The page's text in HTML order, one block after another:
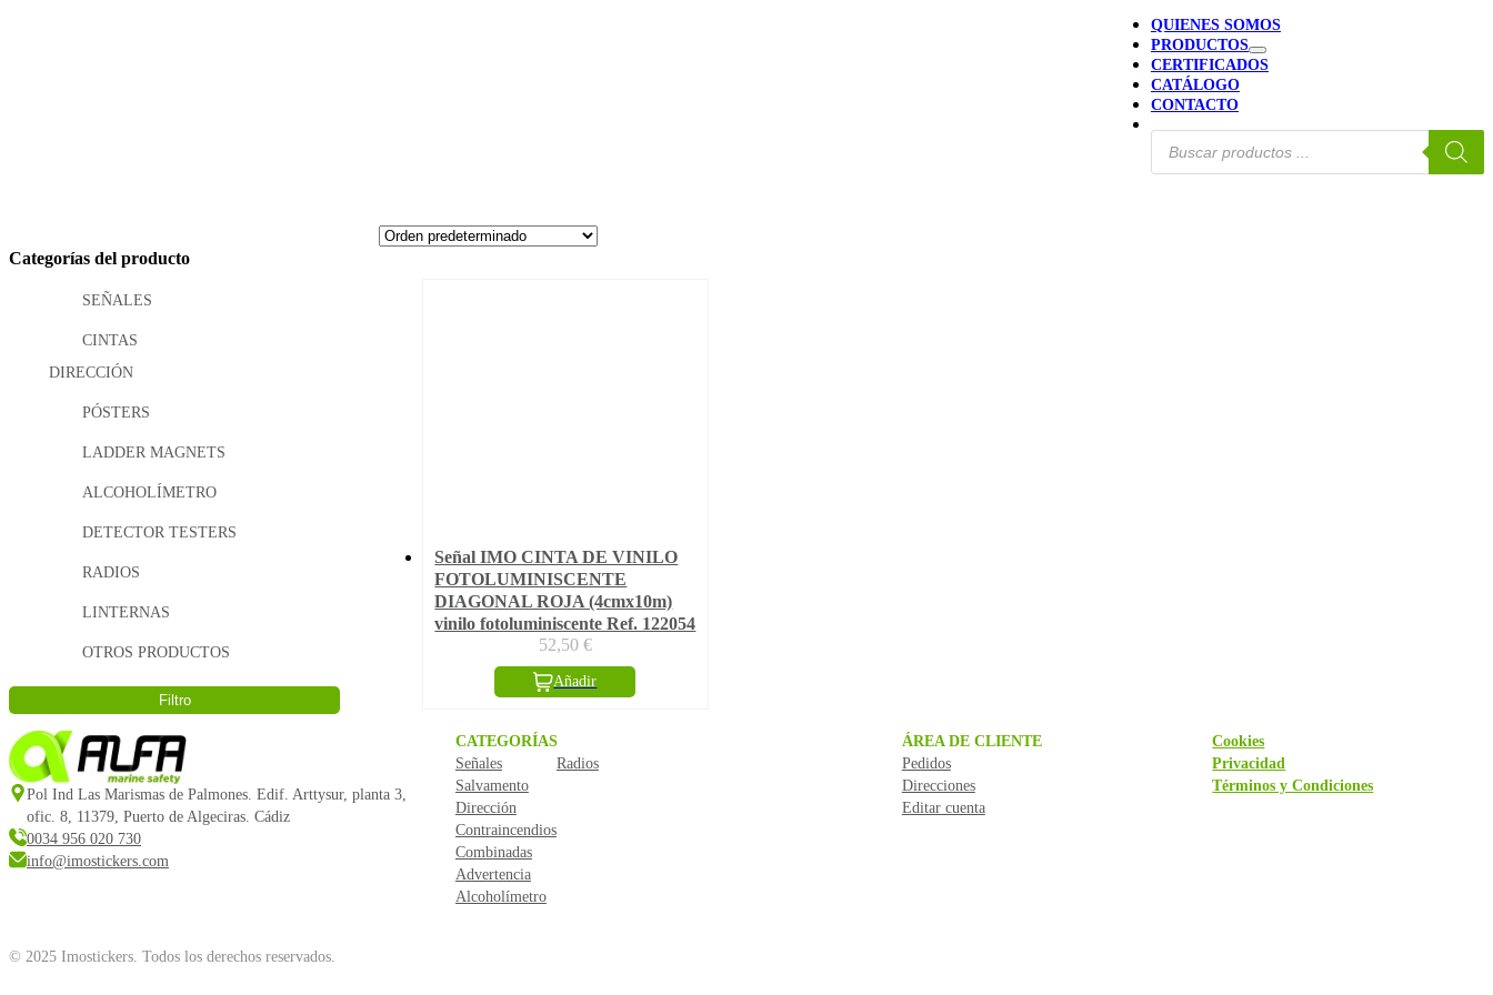
QUIENES SOMOS
PRODUCTOS
CERTIFICADOS
CATÁLOGO
CONTACTO
Búsqueda
productos
Categorías del producto
SEÑALES
CINTAS
DIRECCIÓN
PÓSTERS
OTROS PRODUCTOS
LADDER MAGNETS
ALCOHOLÍMETRO
DETECTOR TESTERS
RADIOS
LINTERNAS
Filtro
Señal IMO CINTA DE VINILO
FOTOLUMINISCENTE
DIAGONAL ROJA (4cmx10m)
vinilo fotoluminiscente Ref. 122054
52,50 €
Añadir
Pol Ind Las Marismas de Palmones. Edif. Arttysur, planta 3,
ofic. 8, 11379, Puerto de Algeciras. Cádiz
0034 956 020 730
info@imostickers.com
CATEGORÍAS
Señales
Salvamento
Dirección
Contraincendios
Combinadas
Advertencia
Alcoholímetro
Radios
ÁREA DE CLIENTE
Pedidos
Direcciones
Editar cuenta
Cookies
Privacidad
Términos y Condiciones
© 2025 Imostickers. Todos los derechos reservados.